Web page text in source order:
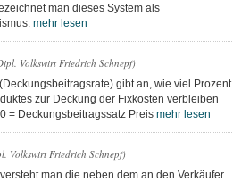
man dieses System als
mehr lesen
Volkswirt Friedrich Schnepf)
gibt an, wie viel Prozent
zur Deckung der Fixkosten verbleiben
= Deckungsbeitragssatz Preis mehr lesen
Volkswirt Friedrich Schnepf)
man die neben dem an den Verkäufer